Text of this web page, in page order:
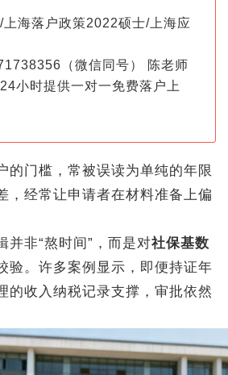
海落户政策2022硕士/上海应
（微信同号） 陈老师
小时提供一对一免费落户上
门槛，常被误读为单纯的年限
，经常让申请者在材料准备上偏
非“熬时间”，而是对社保基数
验。许多案例显示，即便持证年
的收入纳税记录支撑，审批依然